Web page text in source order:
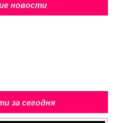
новости
за сегодня